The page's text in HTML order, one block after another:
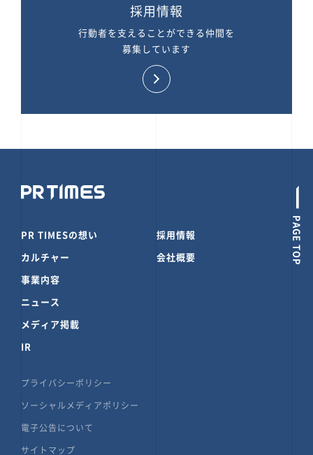
採用情報
行動者を支えることができる仲間を
募集しています
PAGE TOP
PR TIMESの想い
カルチャー
事業内容
ニュース
メディア掲載
IR
採用情報
会社概要
プライバシーポリシー
ソーシャルメディアポリシー
電子公告について
サイトマップ